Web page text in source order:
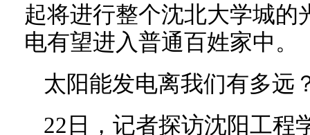
起将进行整个沈北大学城的
电有望进入普通百姓家中。
太阳能发电离我们有多远
22日，记者探访沈阳工程